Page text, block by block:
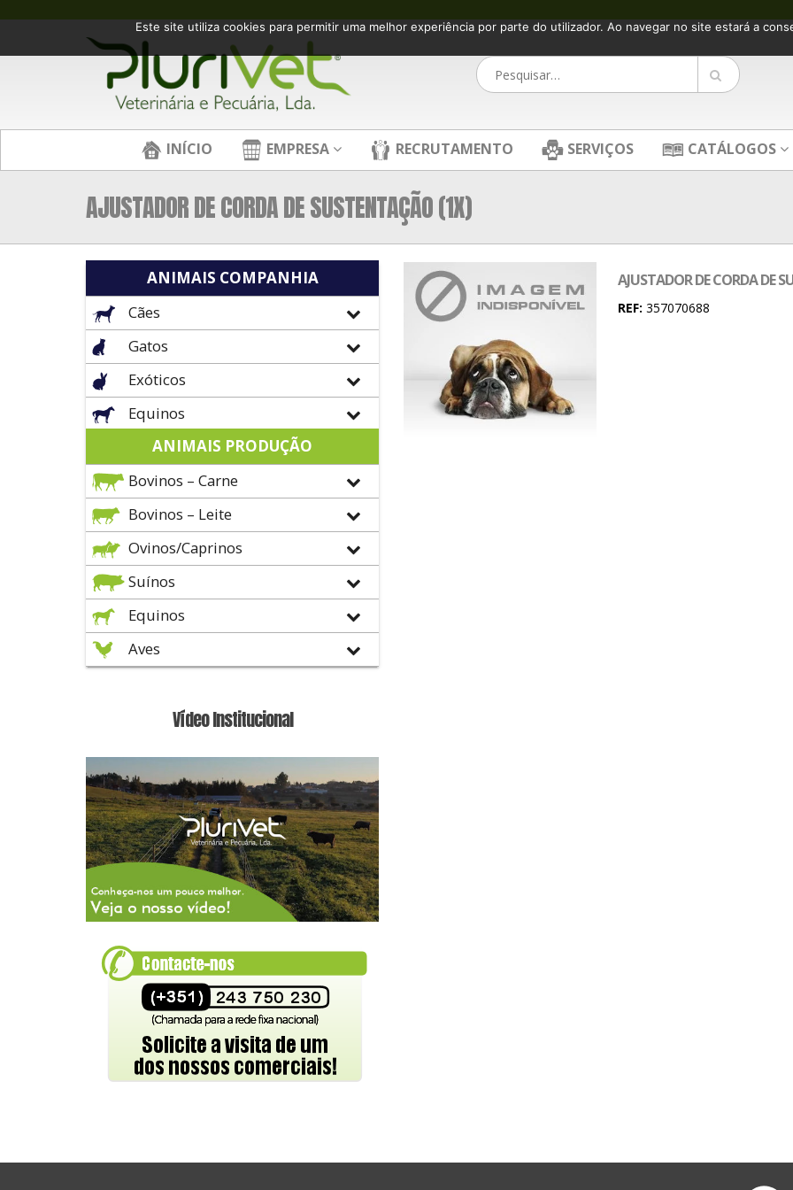
INÍCIO EMPRESA RECRUTAMENTO SERVIÇOS CATÁLOGOS
AJUSTADOR DE CORDA DE SUSTENTAÇÃO (1X)
AJUSTADOR DE CORDA DE
REF: 357070688
ANIMAIS COMPANHIA
Cães
Gatos
Exóticos
Equinos
ANIMAIS PRODUÇÃO
Bovinos – Carne
Bovinos – Leite
Ovinos/Caprinos
Suínos
Equinos
Aves
Vídeo Institucional
Este site utiliza cookies para permitir uma melhor experiência por parte do utilizador. Ao navegar no site estará a